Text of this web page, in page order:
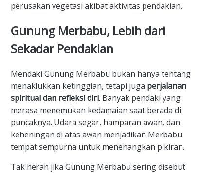
perusakan vegetasi akibat aktivitas pendakian.
​Gunung Merbabu, Lebih dari
Sekadar Pendakian
​Mendaki Gunung Merbabu bukan hanya tentang
menaklukkan ketinggian, tetapi juga perjalanan
spiritual dan refleksi diri. Banyak pendaki yang
merasa menemukan kedamaian saat berada di
puncaknya. Udara segar, hamparan awan, dan
keheningan di atas awan menjadikan Merbabu
tempat sempurna untuk menenangkan pikiran.
​Tak heran jika Gunung Merbabu sering disebut